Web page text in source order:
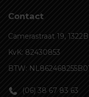
Contact
Camerastraat 19,
KvK: 82430853
BTW:
(06) 38 67 83 63